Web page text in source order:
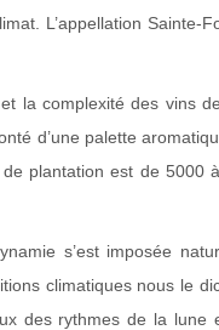
L’appellation Sainte-
la complexité des
d’une palette
plantation est de
s’est imposée
climatiques nous le
des rythmes de la